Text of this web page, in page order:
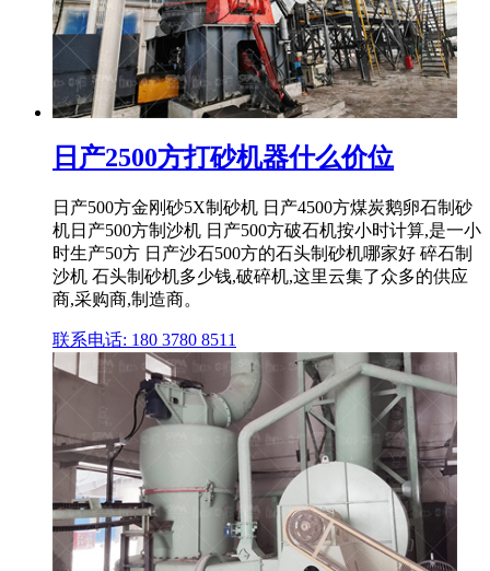
日产2500方打砂机器什么价位
日产500方金刚砂5X制砂机 日产4500方煤炭鹅卵石制砂
机日产500方制沙机 日产500方破石机按小时计算,是一小
时生产50方 日产沙石500方的石头制砂机哪家好 碎石制
沙机 石头制砂机多少钱,破碎机,这里云集了众多的供应
商,采购商,制造商。
联系电话: 180 3780 8511